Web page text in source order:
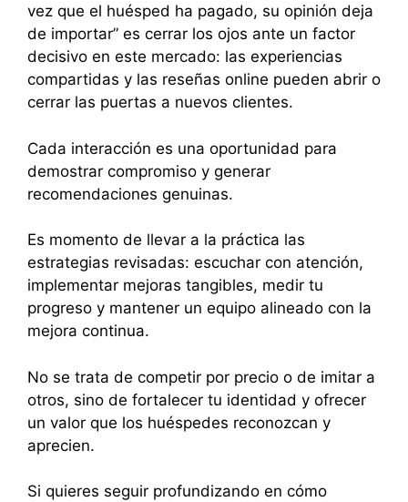
vez que el huésped ha pagado, su opinión deja
de importar” es cerrar los ojos ante un factor
decisivo en este mercado: las experiencias
compartidas y las reseñas online pueden abrir o
cerrar las puertas a nuevos clientes.
Cada interacción es una oportunidad para
demostrar compromiso y generar
recomendaciones genuinas.
Es momento de llevar a la práctica las
estrategias revisadas: escuchar con atención,
implementar mejoras tangibles, medir tu
progreso y mantener un equipo alineado con la
mejora continua.
No se trata de competir por precio o de imitar a
otros, sino de fortalecer tu identidad y ofrecer
un valor que los huéspedes reconozcan y
aprecien.
Si quieres seguir profundizando en cómo